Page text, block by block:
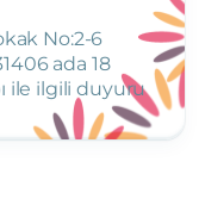
No:2-6
ada 18
ile ilgili duyuru